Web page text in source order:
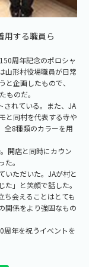
用する職員ら
周年記念のポロシャ
山形村役場職員が日常
企画したもので、
ものだ。
されている。また、JA
と同村を代表する寺や
全8種類のカラーを用
開店と同時にカウン
。
いただいた。JAが村と
」と笑顔で話した。
ち会えることはとても
関係をより強固なもの
周年を祝うイベントを